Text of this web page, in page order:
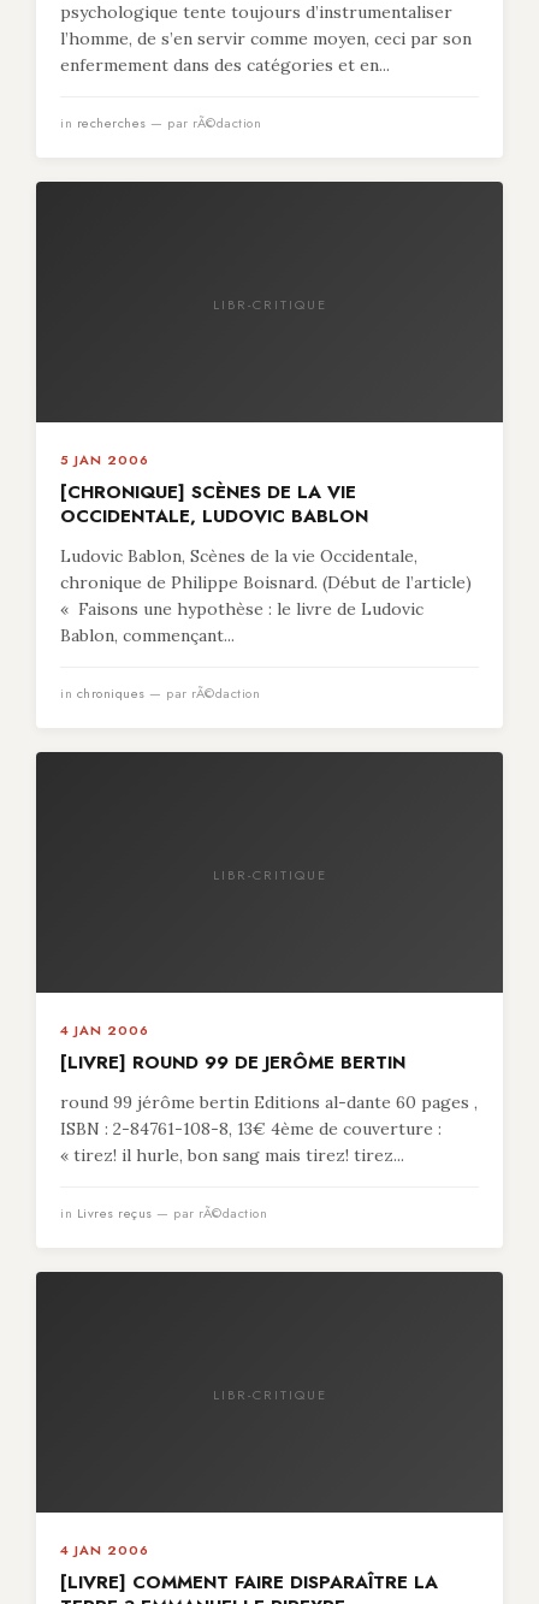
psychologique tente toujours d’instrumentaliser
l’homme, de s’en servir comme moyen, ceci par son
enfermement dans des catégories et en...
in recherches — par rÃ©daction
LIBR-CRITIQUE
5 JAN 2006
[CHRONIQUE] SCÈNES DE LA VIE
OCCIDENTALE, LUDOVIC BABLON
Ludovic Bablon, Scènes de la vie Occidentale,
chronique de Philippe Boisnard. (Début de l’article)
« Faisons une hypothèse : le livre de Ludovic
Bablon, commençant...
in chroniques — par rÃ©daction
LIBR-CRITIQUE
4 JAN 2006
[LIVRE] ROUND 99 DE JERÔME BERTIN
round 99 jérôme bertin Editions al-dante 60 pages ,
ISBN : 2-84761-108-8, 13€ 4ème de couverture :
« tirez! il hurle, bon sang mais tirez! tirez...
in Livres reçus — par rÃ©daction
LIBR-CRITIQUE
4 JAN 2006
[LIVRE] COMMENT FAIRE DISPARAÎTRE LA